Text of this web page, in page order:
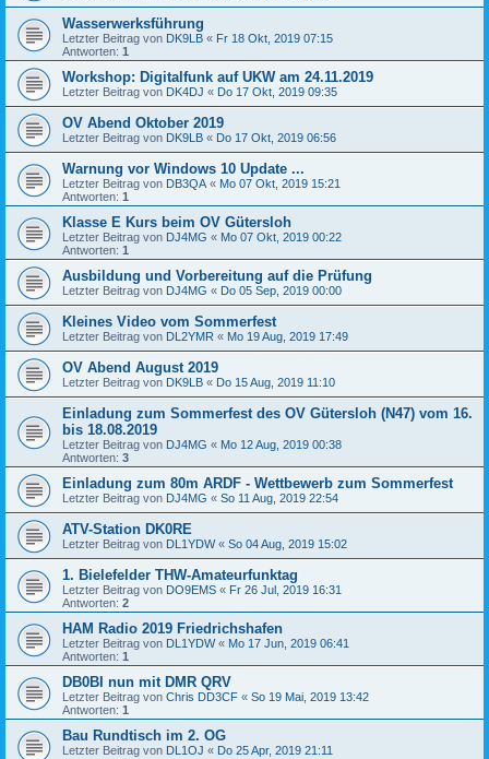
Wasserwerksführung
Letzter Beitrag von DK9LB « Fr 18 Okt, 2019 07:15
Antworten: 1
Workshop: Digitalfunk auf UKW am 24.11.2019
Letzter Beitrag von DK4DJ « Do 17 Okt, 2019 09:35
OV Abend Oktober 2019
Letzter Beitrag von DK9LB « Do 17 Okt, 2019 06:56
Warnung vor Windows 10 Update ...
Letzter Beitrag von DB3QA « Mo 07 Okt, 2019 15:21
Antworten: 1
Klasse E Kurs beim OV Gütersloh
Letzter Beitrag von DJ4MG « Mo 07 Okt, 2019 00:22
Antworten: 1
Ausbildung und Vorbereitung auf die Prüfung
Letzter Beitrag von DJ4MG « Do 05 Sep, 2019 00:00
Kleines Video vom Sommerfest
Letzter Beitrag von DL2YMR « Mo 19 Aug, 2019 17:49
OV Abend August 2019
Letzter Beitrag von DK9LB « Do 15 Aug, 2019 11:10
Einladung zum Sommerfest des OV Gütersloh (N47) vom 16.
bis 18.08.2019
Letzter Beitrag von DJ4MG « Mo 12 Aug, 2019 00:38
Antworten: 3
Einladung zum 80m ARDF - Wettbewerb zum Sommerfest
Letzter Beitrag von DJ4MG « So 11 Aug, 2019 22:54
ATV-Station DK0RE
Letzter Beitrag von DL1YDW« So 04 Aug, 2019 15:02
1. Bielefelder THW-Amateurfunktag
Letzter Beitrag von DO9EMS « Fr 26 Jul, 2019 16:31
Antworten: 2
HAM Radio 2019 Friedrichshafen
Letzter Beitrag von DL1YDW« Mo 17 Jun, 2019 06:41
Antworten: 1
DB0BI nun mit DMR QRV
Letzter Beitrag von Chris DD3CF « So 19 Mai, 2019 13:42
Antworten: 1
Bau Rundtisch im 2. OG
Letzter Beitrag von DL1OJ « Do 25 Apr, 2019 21:11